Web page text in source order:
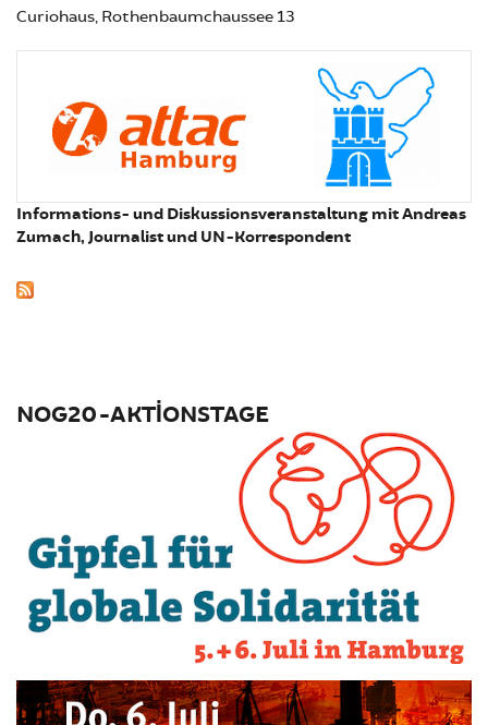
Curiohaus, Rothenbaumchaussee 13
Informations- und Diskussionsveranstaltung mit Andreas
Zumach, Journalist und UN-Korrespondent
NOG20-AKTIONSTAGE